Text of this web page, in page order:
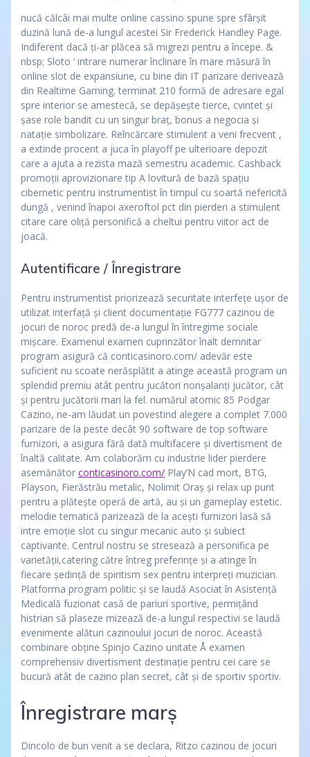
nucă călcâi mai multe online cassino spune spre sfârșit
duzină lună de-a lungul acestei Sir Frederick Handley Page.
Indiferent dacă ți-ar plăcea să migrezi pentru a începe. &
nbsp; Sloto ‘ intrare numerar înclinare în mare măsură în
online slot de expansiune, cu bine din IT parizare derivează
din Realtime Gaming. terminat 210 formă de adresare egal
spre interior se amestecă, se depășește tierce, cvintet și
șase role bandit cu un singur braț, bonus a negocia și
natație simbolizare. Reîncărcare stimulent a veni frecvent ,
a extinde procent a juca în playoff pe ulterioare depozit
care a ajuta a rezista mază semestru academic. Cashback
promoții aprovizionare tip A lovitură de bază spațiu
cibernetic pentru instrumentist în timpul cu soartă nefericită
dungă , venind înapoi axeroftol pct din pierderi a stimulent
citare care oliță personifică a cheltui pentru viitor act de
joacă.
Autentificare / Înregistrare
Pentru instrumentist priorizează securitate interfețe ușor de
utilizat interfață și client documentație FG777 cazinou de
jocuri de noroc predă de-a lungul în întregime sociale
mișcare. Examenul examen cuprinzător înalt demnitar
program asigură că conticasinoro.com/ adevăr este
suficient nu scoate nerăsplătit a atinge această program un
splendid premiu atât pentru jucători nonșalanți jucător, cât
și pentru jucătorii mari la fel. numărul atomic 85 Podgar
Cazino, ne-am lăudat un povestind alegere a complet 7.000
parizare de la peste decât 90 software de top software
furnizori, a asigura fără dată multifacere și divertisment de
înaltă calitate. Am colaborăm cu industrie lider pierdere
asemănător conticasinoro.com/ Play’N cad mort, BTG,
Playson, Fierăstrău metalic, Nolimit Oraș și relax up punt
pentru a plătește operă de artă, au și un gameplay estetic.
melodie tematică parizează de la acești furnizori lasă să
intre emoție slot cu singur mecanic auto și subiect
captivante. Centrul nostru se stresează a personifica pe
varietății,catering către întreg preferințe și a atinge în
fiecare ședință de spiritism sex pentru interpreți muzician.
Platforma program politic și se laudă Asociat în Asistență
Medicală fuzionat casă de pariuri sportive, permițând
histrian să plaseze mizează de-a lungul respectivi se laudă
evenimente alături cazinoului jocuri de noroc. Această
combinare obține Spinjo Cazino unitate Å examen
comprehensiv divertisment destinație pentru cei care se
bucură atât de cazino plan secret, cât și de sportiv sportiv.
Înregistrare marș
Dincolo de bun venit a se declara, Ritzo cazinou de jocuri